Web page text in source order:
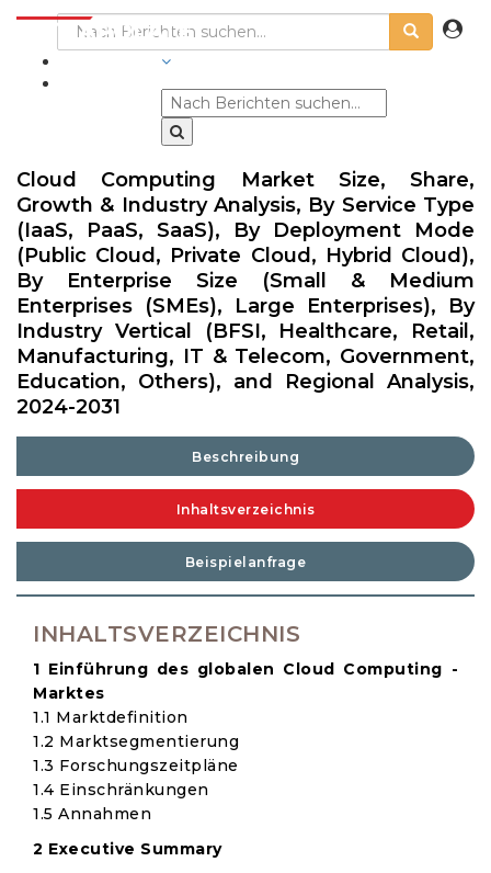
Cloud Computing Market Size, Share,
Growth & Industry Analysis, By Service Type
(IaaS, PaaS, SaaS), By Deployment Mode
(Public Cloud, Private Cloud, Hybrid Cloud),
By Enterprise Size (Small & Medium
Enterprises (SMEs), Large Enterprises), By
Industry Vertical (BFSI, Healthcare, Retail,
Manufacturing, IT & Telecom, Government,
Education, Others), and Regional Analysis,
2024-2031
Beschreibung
Inhaltsverzeichnis
Beispielanfrage
INHALTSVERZEICHNIS
1 Einführung des globalen Cloud Computing -
Marktes
1.1 Marktdefinition
1.2 Marktsegmentierung
1.3 Forschungszeitpläne
1.4 Einschränkungen
1.5 Annahmen
2 Executive Summary